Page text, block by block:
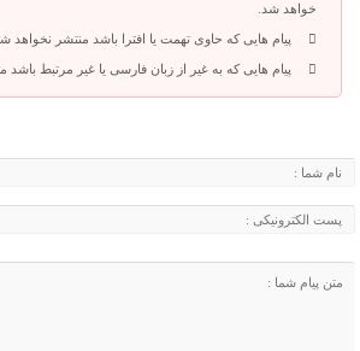
خواهد شد.
پیام هایی که حاوی تهمت یا افترا باشد منتشر نخواهد
پیام هایی که به غیر از زبان فارسی یا غیر مرتبط باشد